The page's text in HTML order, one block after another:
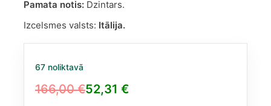
Pamata notis: Dzintars.
Izcelsmes valsts: Itālija.
67 noliktavā
166,00€
Original
52,31 €
Current